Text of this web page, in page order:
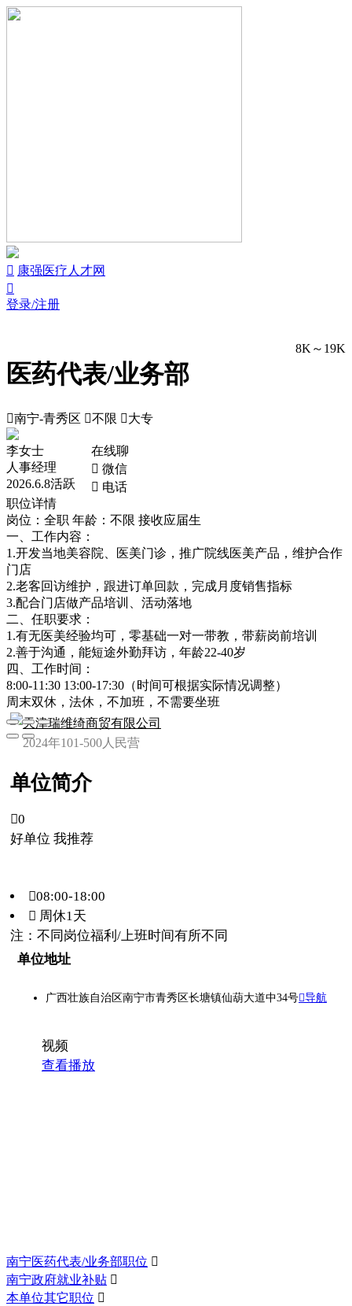
 康强医疗人才网

登录/注册
医药代表/业务部
8K～19K
南宁-青秀区 不限 大专
李女士
人事经理
2026.6.8活跃
在线聊
 微信
 电话
职位详情
岗位：全职 年龄：不限 接收应届生
一、工作内容：
1.开发当地美容院、医美门诊，推广院线医美产品，维护合作
门店
2.老客回访维护，跟进订单回款，完成月度销售指标
3.配合门店做产品培训、活动落地
二、任职要求：
1.有无医美经验均可，零基础一对一带教，带薪岗前培训
2.善于沟通，能短途外勤拜访，年龄22-40岁
四、工作时间：
8:00-11:30 13:00-17:30（时间可根据实际情况调整）
周末双休，法休，不加班，不需要坐班
天津瑞维绮商贸有限公司
2024年101-500人 民营
单位简介
0
好单位 我推荐
08:00-18:00
 周休1天
注：不同岗位福利/上班时间有所不同
单位地址
广西壮族自治区南宁市青秀区长塘镇仙葫大道中34号导航
视频
查看播放
南宁医药代表/业务部职位 
南宁政府就业补贴 
本单位其它职位 